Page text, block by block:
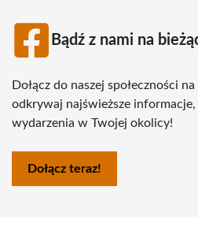
Bądź z nami na
Dołącz do naszej społeczności
odkrywaj najświeższe
wydarzenia w Twojej okolicy!
Dołącz teraz!